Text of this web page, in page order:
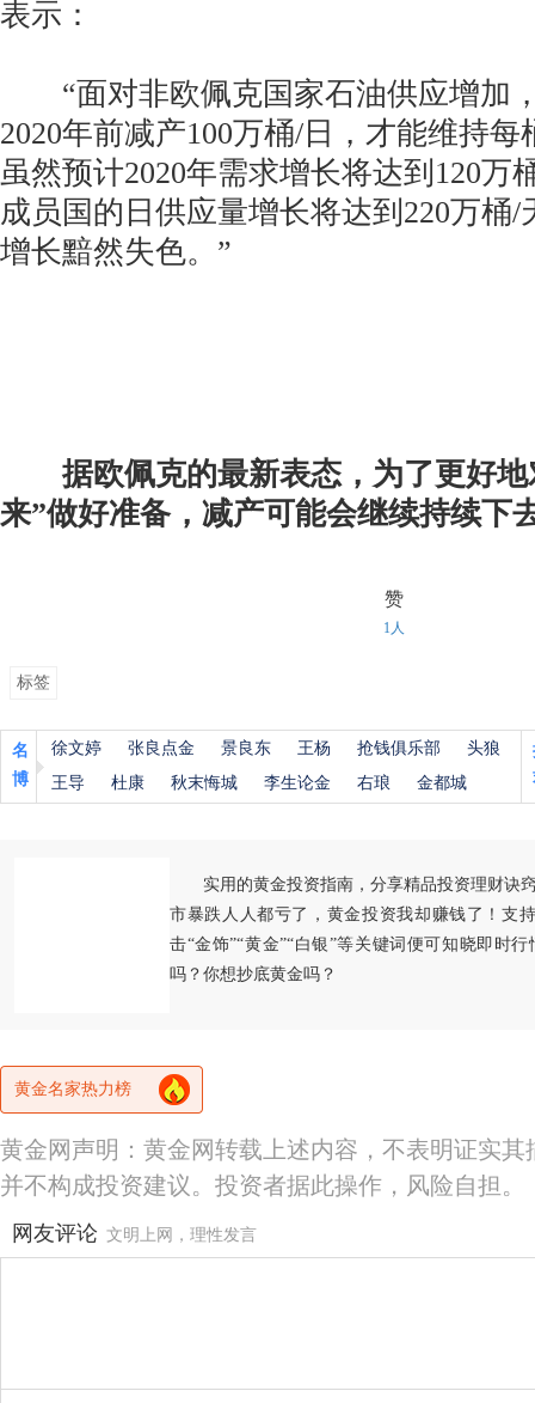
表示：
“面对非欧佩克国家石油供应增加
2020年前减产100万桶/日，才能维持每
虽然预计2020年需求增长将达到120万
成员国的日供应量增长将达到220万桶
增长黯然失色。”
据欧佩克的最新表态，为了更好
来”做好准备，减产可能会继续持续下
赞
1人
标签
名
博
徐文婷 张良点金 景良东 王杨 抢钱俱乐部
头狼
王导
杜康 秋末悔城 李生论金 右琅 金都城
实用的黄金投资指南，分享精品投资理财诀
市暴跌人人都亏了，黄金投资我却赚钱了！支
击“金饰”“黄金”“白银”等关键词便可知晓即时
吗？你想抄底黄金吗？
黄金名家热力榜
黄金网声明：黄金网转载上述内容，不表明证实
并不构成投资建议。投资者据此操作，风险自担。
网友评论 文明上网，理性发言